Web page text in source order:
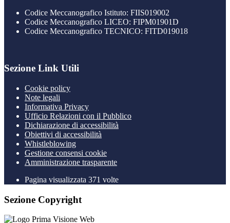
Codice Meccanografico Istituto: FIIS019002
Codice Meccanografico LICEO: FIPM01901D
Codice Meccanografico TECNICO: FITD019018
Sezione Link Utili
Cookie policy
Note legali
Informativa Privacy
Ufficio Relazioni con il Pubblico
Dichiarazione di accessibilità
Obiettivi di accessibilità
Whistleblowing
Gestione consensi cookie
Amministrazione trasparente
Pagina visualizzata 371 volte
Sezione Copyright